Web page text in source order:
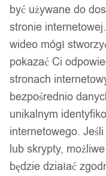
/ 7
być używane do
stronie
wideo mógł
pokazać Ci
stronach
bezpośrednio
unikalnym
internetowego.
lub skrypty,
będzie działać